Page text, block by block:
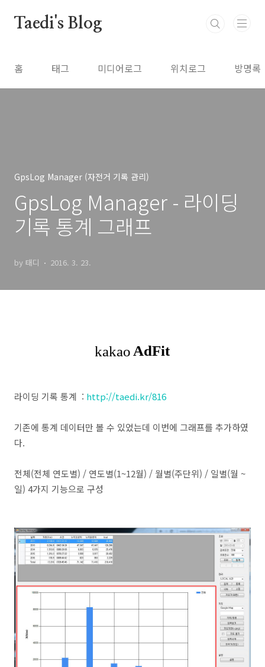
Taedi's Blog
홈 태그 미디어로그 위치로그 방명록
GpsLog Manager (자전거 기록 관리)
GpsLog Manager - 라이딩
기록 통계 그래프
by 태디 2016. 3. 23.
라이딩 기록 통계 : http://taedi.kr/816
기존에 통계 데이터만 볼 수 있었는데 이번에 그래프를 추가하였
다.
전체(전체 연도별) / 연도별(1~12월) / 월별(주단위) / 일별(월 ~
일) 4가지 기능으로 구성